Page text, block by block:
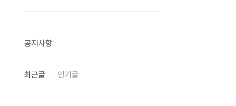
공지사항
최근글 인기글